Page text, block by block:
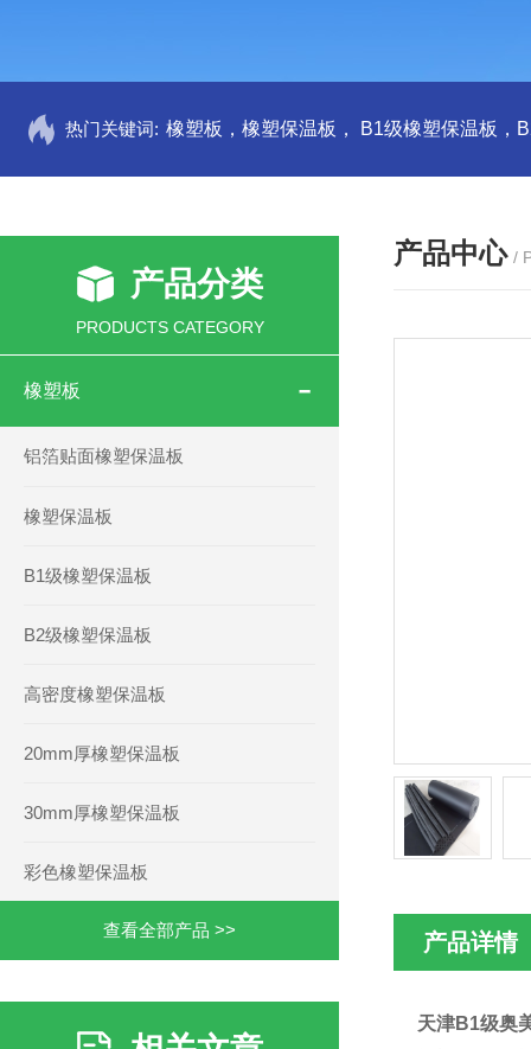
热门关键词:
产品分类
PRODUCTS CATEGORY
橡塑板
铝箔贴面橡塑保温板
橡塑保温板
B1级橡塑保温板
B2级橡塑保温板
高密度橡塑保温板
20mm厚橡塑保温板
30mm厚橡塑保温板
彩色橡塑保温板
查看全部产品 >>
产品中心 /
产品详情
天津B1级奥